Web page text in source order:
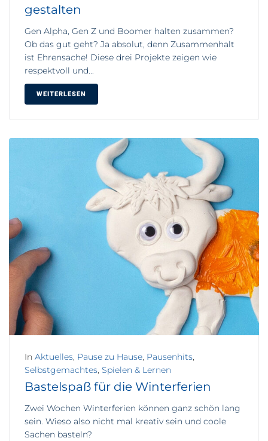
gestalten
Gen Alpha, Gen Z und Boomer halten zusammen?
Ob das gut geht? Ja absolut, denn Zusammenhalt
ist Ehrensache! Diese drei Projekte zeigen wie
respektvoll und...
WEITERLESEN
In Aktuelles, Pause zu Hause, Pausenhits,
Selbstgemachtes, Spielen & Lernen
Bastelspaß für die Winterferien
Zwei Wochen Winterferien können ganz schön lang
sein. Wieso also nicht mal kreativ sein und coole
Sachen basteln?